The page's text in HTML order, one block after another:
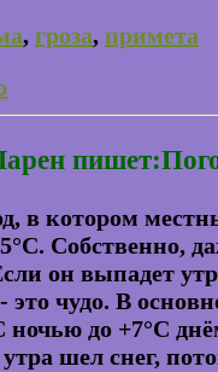
, гроза, примета
в котором
Собственно,
он выпадет
это чудо. В
ночью до +7°C
шел снег,